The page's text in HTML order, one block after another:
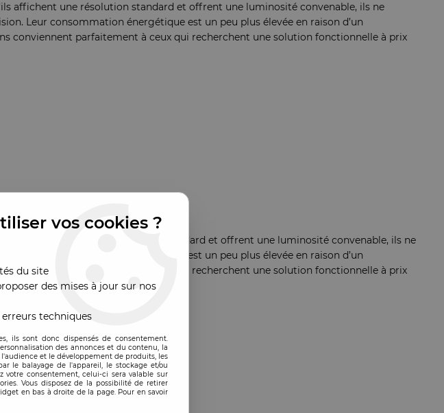
affichent une résolution standard et offrent une luminosité convenable, ils ne
Leur consommation énergétique est un peu plus élevée en raison d’un
conviennent parfaitement à ceux qui recherchent une solution fonctionnelle à prix
qu'ils affichent une résolution standard et offrent une luminosité convenable, ils ne
Leur consommation énergétique est un peu plus élevée en raison d’un
conviennent parfaitement à ceux qui recherchent une solution fonctionnelle à prix
vos cookies ?
du site
des mises à jour sur nos
techniques
ils sont donc dispensés de consentement.
des annonces et du contenu, la
et le développement de produits, les
le balayage de l'appareil, le stockage et/ou
votre consentement, celui-ci sera valable sur
Vous disposez de la possibilité de retirer
en bas à droite de la page. Pour en savoir